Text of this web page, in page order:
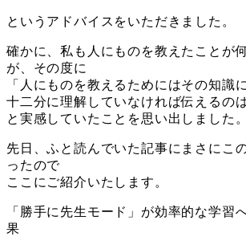
というアドバイスをいただきました。
確かに、私も人にものを教えたことが
が、その度に
「人にものを教えるためにはその知識
十二分に理解していなければ伝えるの
と実感していたことを思い出しました。
先日、ふと読んでいた記事にまさにこ
ったので
ここにご紹介いたします。
「勝手に先生モード」が効率的な学習
果